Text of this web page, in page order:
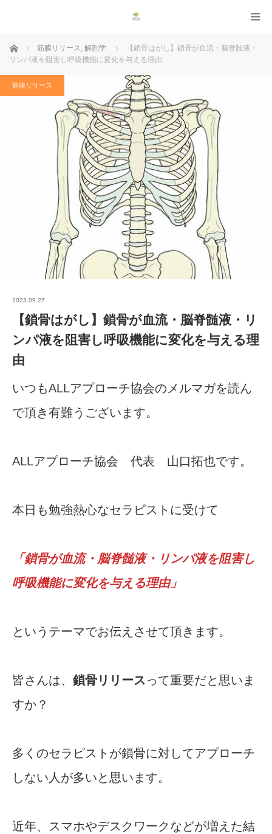
ホーム 筋膜リリース, 解剖学
【鎖骨はがし】鎖骨が血流・脳脊髄液・
リンパ液を阻害し呼吸機能に変化を与える理由
筋膜リリース
2023.09.27
【鎖骨はがし】鎖骨が血流・脳脊髄液・リ
ンパ液を阻害し呼吸機能に変化を与える理
由
いつもALLアプローチ協会のメルマガを読ん
で頂き有難うございます。
ALLアプローチ協会 代表 山口拓也です。
本日も勉強熱心なセラピストに受けて
「鎖骨が血流・脳脊髄液・リンパ液を阻害し
呼吸機能に変化を与える理由」
というテーマでお伝えさせて頂きます。
皆さんは、 鎖骨リリース って重要だと思いま
すか？
多くのセラピストが鎖骨に対してアプローチ
しない人が多いと思います。
近年、スマホやデスクワークなどが増えた結